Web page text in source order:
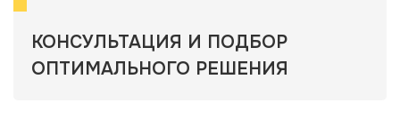
КОНСУЛЬТАЦИЯ И ПОДБОР
ОПТИМАЛЬНОГО РЕШЕНИЯ